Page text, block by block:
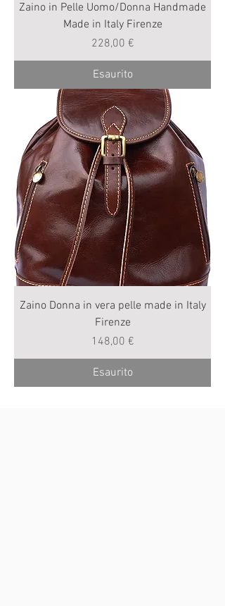
Zaino in Pelle Uomo/Donna Handmade
Made in Italy Firenze
Prezzo
228,00 €
Esaurito
Zaino Donna in vera pelle made in Italy
Firenze
Prezzo
148,00 €
Esaurito